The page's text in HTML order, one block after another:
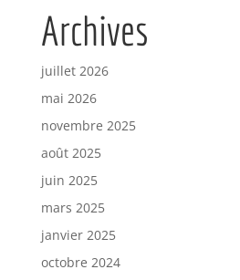
Archives
juillet 2026
mai 2026
novembre 2025
août 2025
juin 2025
mars 2025
janvier 2025
octobre 2024